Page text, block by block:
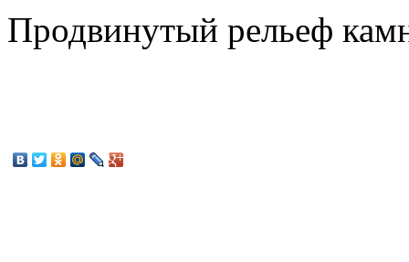
Продвинутый рельеф